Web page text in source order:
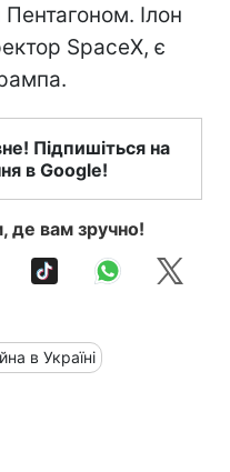
Ілон
SpaceX, є
Підпишіться на
в Google!
де вам зручно!
в Україні